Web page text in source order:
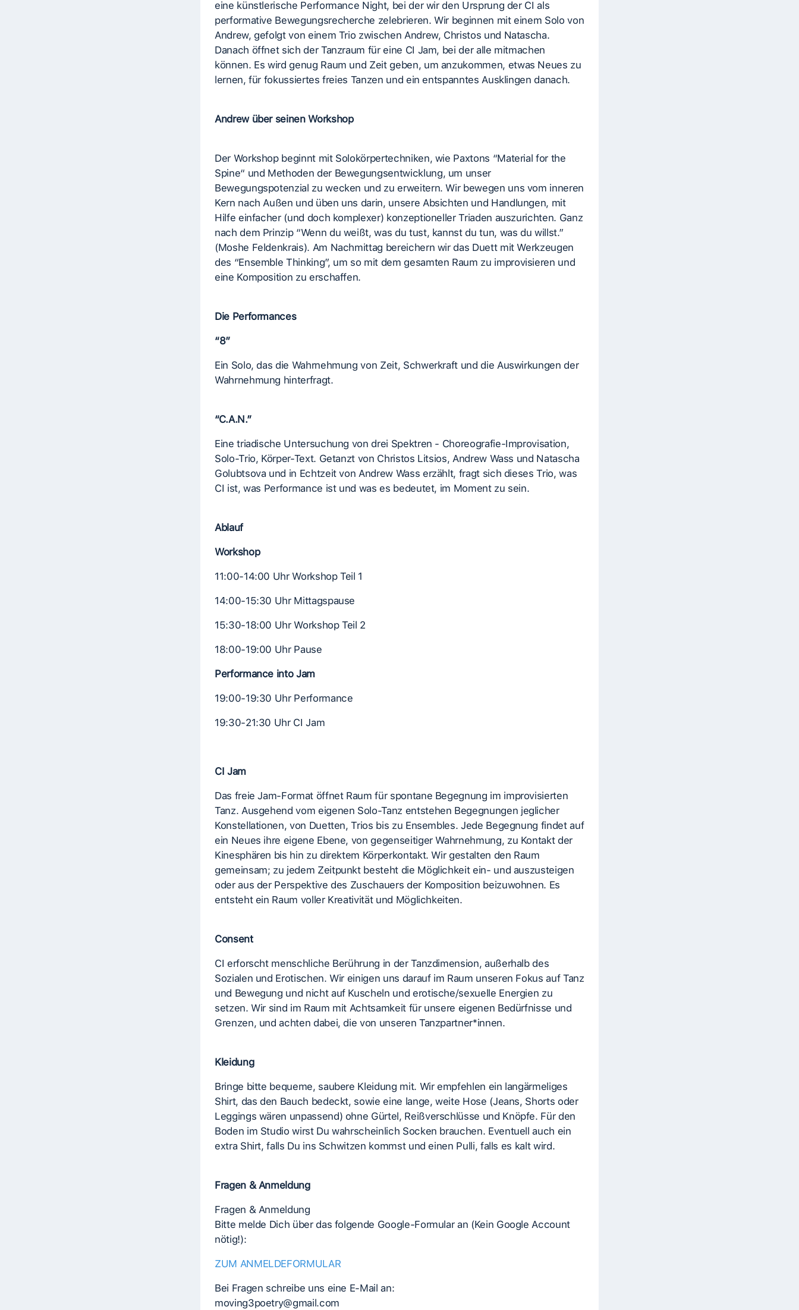
eine künstlerische Performance Night, bei der wir den Ursprung der CI als
performative Bewegungsrecherche zelebrieren. Wir beginnen mit einem Solo von
Andrew, gefolgt von einem Trio zwischen Andrew, Christos und Natascha.
Danach öffnet sich der Tanzraum für eine CI Jam, bei der alle mitmachen
können. Es wird genug Raum und Zeit geben, um anzukommen, etwas Neues zu
lernen, für fokussiertes freies Tanzen und ein entspanntes Ausklingen danach.
Andrew über seinen Workshop
Der Workshop beginnt mit Solokörpertechniken, wie Paxtons “Material for the
Spine“ und Methoden der Bewegungsentwicklung, um unser
Bewegungspotenzial zu wecken und zu erweitern. Wir bewegen uns vom inneren
Kern nach Außen und üben uns darin, unsere Absichten und Handlungen, mit
Hilfe einfacher (und doch komplexer) konzeptioneller Triaden auszurichten. Ganz
nach dem Prinzip “Wenn du weißt, was du tust, kannst du tun, was du willst.”
(Moshe Feldenkrais). Am Nachmittag bereichern wir das Duett mit Werkzeugen
des “Ensemble Thinking”, um so mit dem gesamten Raum zu improvisieren und
eine Komposition zu erschaffen.
Die Performances
“8”
Ein Solo, das die Wahrnehmung von Zeit, Schwerkraft und die Auswirkungen der
Wahrnehmung hinterfragt.
“C.A.N.”
Eine triadische Untersuchung von drei Spektren - Choreografie-Improvisation,
Solo-Trio, Körper-Text. Getanzt von Christos Litsios, Andrew Wass und Natascha
Golubtsova und in Echtzeit von Andrew Wass erzählt, fragt sich dieses Trio, was
CI ist, was Performance ist und was es bedeutet, im Moment zu sein.
Ablauf
Workshop
11:00-14:00 Uhr Workshop Teil 1
14:00-15:30 Uhr Mittagspause
15:30-18:00 Uhr Workshop Teil 2
18:00-19:00 Uhr Pause
Performance into Jam
19:00-19:30 Uhr Performance
19:30-21:30 Uhr CI Jam
CI Jam
Das freie Jam-Format öffnet Raum für spontane Begegnung im improvisierten
Tanz. Ausgehend vom eigenen Solo-Tanz entstehen Begegnungen jeglicher
Konstellationen, von Duetten, Trios bis zu Ensembles. Jede Begegnung findet auf
ein Neues ihre eigene Ebene, von gegenseitiger Wahrnehmung, zu Kontakt der
Kinesphären bis hin zu direktem Körperkontakt. Wir gestalten den Raum
gemeinsam; zu jedem Zeitpunkt besteht die Möglichkeit ein- und auszusteigen
oder aus der Perspektive des Zuschauers der Komposition beizuwohnen. Es
entsteht ein Raum voller Kreativität und Möglichkeiten.
Consent
CI erforscht menschliche Berührung in der Tanzdimension, außerhalb des
Sozialen und Erotischen. Wir einigen uns darauf im Raum unseren Fokus auf Tanz
und Bewegung und nicht auf Kuscheln und erotische/sexuelle Energien zu
setzen. Wir sind im Raum mit Achtsamkeit für unsere eigenen Bedürfnisse und
Grenzen, und achten dabei, die von unseren Tanzpartner*innen.
Kleidung
Bringe bitte bequeme, saubere Kleidung mit. Wir empfehlen ein langärmeliges
Shirt, das den Bauch bedeckt, sowie eine lange, weite Hose (Jeans, Shorts oder
Leggings wären unpassend) ohne Gürtel, Reißverschlüsse und Knöpfe. Für den
Boden im Studio wirst Du wahrscheinlich Socken brauchen. Eventuell auch ein
extra Shirt, falls Du ins Schwitzen kommst und einen Pulli, falls es kalt wird.
Fragen & Anmeldung
Fragen & Anmeldung
Bitte melde Dich über das folgende Google-Formular an (Kein Google Account
nötig!):
ZUM ANMELDEFORMULAR
Bei Fragen schreibe uns eine E-Mail an:
moving3poetry@gmail.com